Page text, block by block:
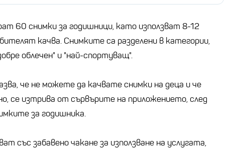
60 снимки за годишници, като използват 8-12
качва. Снимките са разделени в категории,
облечен" и "най-спортуващ".
че не можете да качвате снимки на деца и че
се изтрива от сървърите на приложението, след
за годишника.
със забавено чакане за използване на услугата,